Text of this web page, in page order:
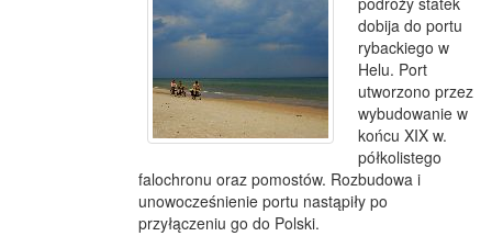
dobija do portu
rybackiego w
Helu. Port
utworzono przez
wybudowanie w
końcu XIX w.
półkolistego
falochronu oraz pomostów. Rozbudowa i
unowocześnienie portu nastąpiły po
przyłączeniu go do Polski.